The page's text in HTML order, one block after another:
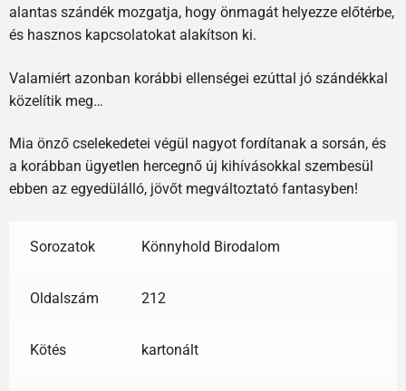
alantas szándék mozgatja, hogy önmagát helyezze előtérbe,
és hasznos kapcsolatokat alakítson ki.
Valamiért azonban korábbi ellenségei ezúttal jó szándékkal
közelítik meg…
Mia önző cselekedetei végül nagyot fordítanak a sorsán, és
a korábban ügyetlen hercegnő új kihívásokkal szembesül
ebben az egyedülálló, jövőt megváltoztató fantasyben!
Sorozatok Könnyhold Birodalom
Oldalszám 212
Kötés kartonált